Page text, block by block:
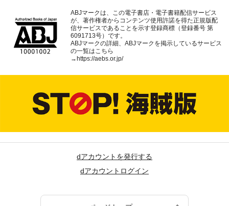
ABJマークは、この電子書店・電子書籍配信サービス
が、著作権者からコンテンツ使用許諾を得た正規版配
信サービスであることを示す登録商標（登録番号 第
6091713号）です。
ABJマークの詳細、ABJマークを掲示しているサービス
の一覧はこちら
→ https://aebs.or.jp/
dアカウントを発行する
dアカウントログイン